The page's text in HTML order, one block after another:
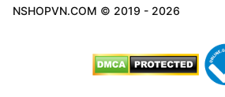
NSHOPVN.COM © 2019 - 2026